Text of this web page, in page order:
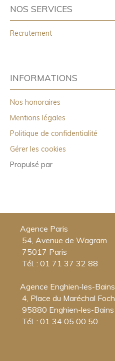
NOS SERVICES
Recrutement
INFORMATIONS
Nos honoraires
Mentions légales
Politique de confidentialité
Gérer les cookies
Propulsé par
Agence Paris
54, Avenue de Wagram
75017 Paris
Tél. : 01 71 37 32 88
Agence Enghien-les-Bains
4, Place du Maréchal Foch
95880 Enghien-les-Bains
Tél. : 01 34 05 00 50